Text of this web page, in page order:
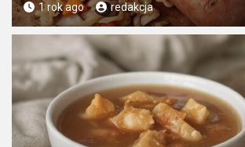
1 rok ago redakcja